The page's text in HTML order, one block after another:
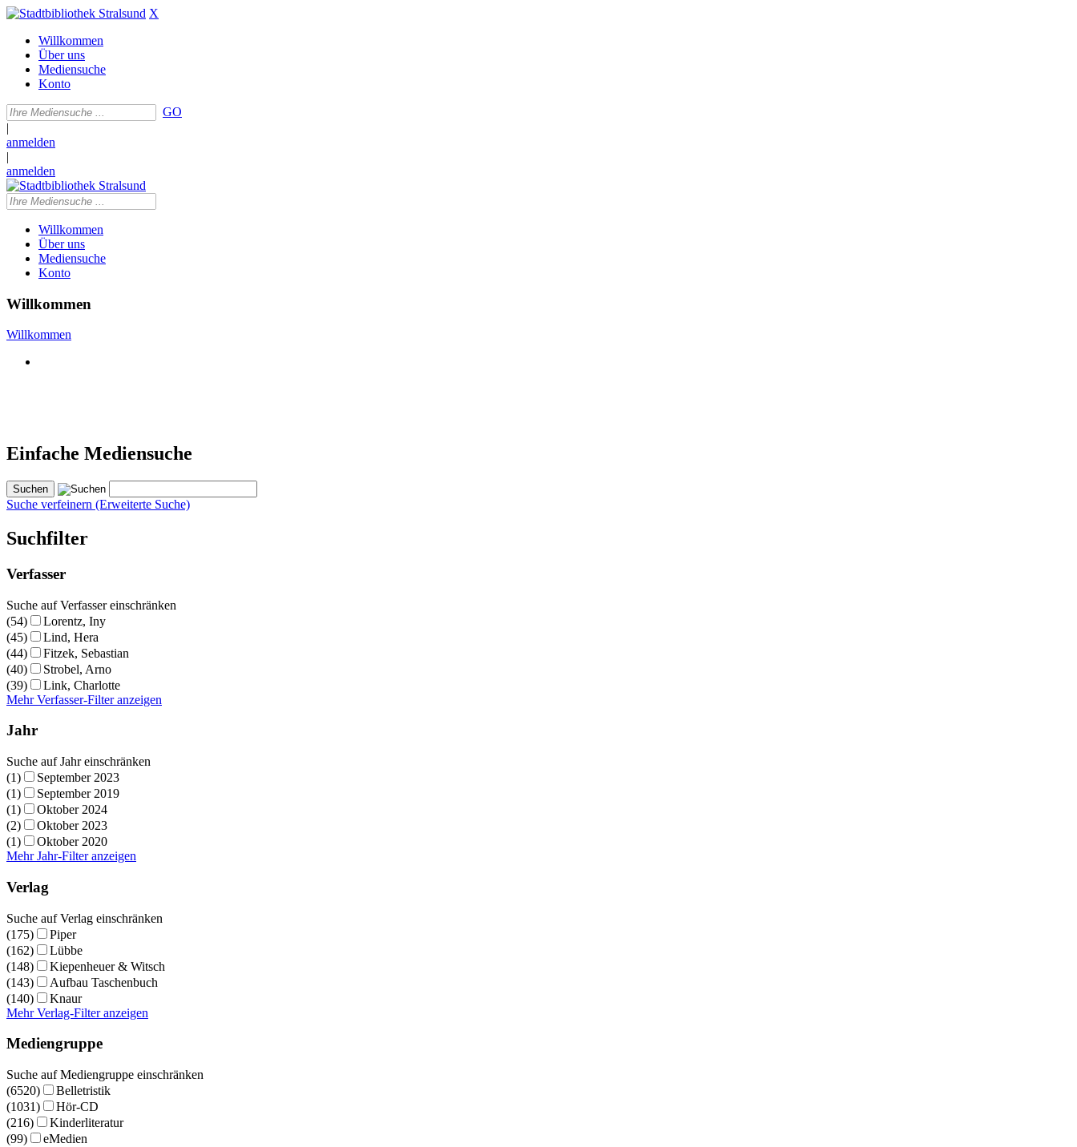
X
Willkommen
Über uns
Mediensuche
Konto
GO
|
anmelden
|
anmelden
Willkommen
Über uns
Mediensuche
Konto
Willkommen
Willkommen
Einfache Mediensuche
Suche verfeinern (Erweiterte Suche)
Suchfilter
Verfasser
Suche auf Verfasser einschränken
(54)
Lorentz, Iny
(45)
Lind, Hera
(44)
Fitzek, Sebastian
(40)
Strobel, Arno
(39)
Link, Charlotte
Mehr Verfasser-Filter anzeigen
Jahr
Suche auf Jahr einschränken
(1)
September 2023
(1)
September 2019
(1)
Oktober 2024
(2)
Oktober 2023
(1)
Oktober 2020
Mehr Jahr-Filter anzeigen
Verlag
Suche auf Verlag einschränken
(175)
Piper
(162)
Lübbe
(148)
Kiepenheuer & Witsch
(143)
Aufbau Taschenbuch
(140)
Knaur
Mehr Verlag-Filter anzeigen
Mediengruppe
Suche auf Mediengruppe einschränken
(6520)
Belletristik
(1031)
Hör-CD
(216)
Kinderliteratur
(99)
eMedien